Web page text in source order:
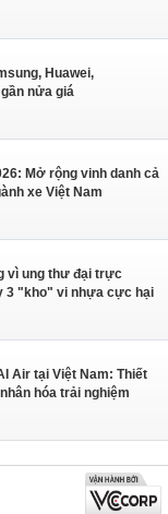
Huawei,
nửa giá
Mở rộng vinh danh cả
xe Việt Nam
vì ung thư đại trực
3 "kho" vi nhựa cực hại
Air tại Việt Nam: Thiết
hóa trải nghiệm